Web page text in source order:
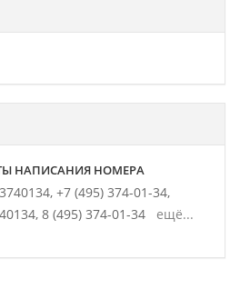
НАПИСАНИЯ НОМЕРА
+7 (495) 374-01-34,
8 (495) 374-01-34 ещё...